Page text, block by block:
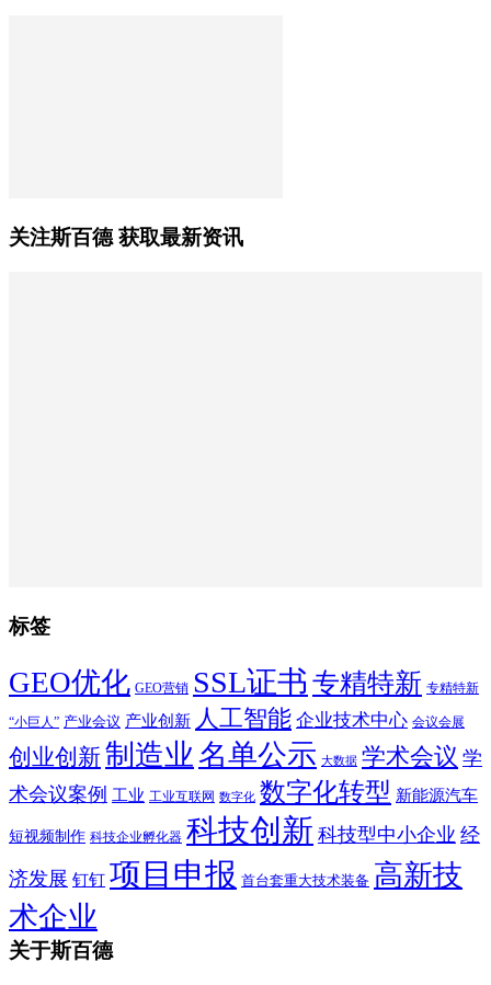
关注斯百德 获取最新资讯
标签
GEO优化 GEO营销 SSL证书 专精特新 专精特新
“小巨人” 产业会议 产业创新 人工智能 企业技术中心 会议会展
创业创新制造业 名单公示 大数据 学术会议 学
术会议案例 工业 工业互联网 数字化 数字化转型 新能源汽车
短视频制作 科技企业孵化器 科技创新 科技型中小企业 经
济发展 钉钉 项目申报 首台套重大技术装备 高新技
术企业
关于斯百德